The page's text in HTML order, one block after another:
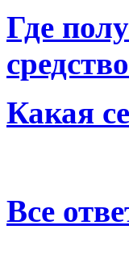
Где
Какая
Все